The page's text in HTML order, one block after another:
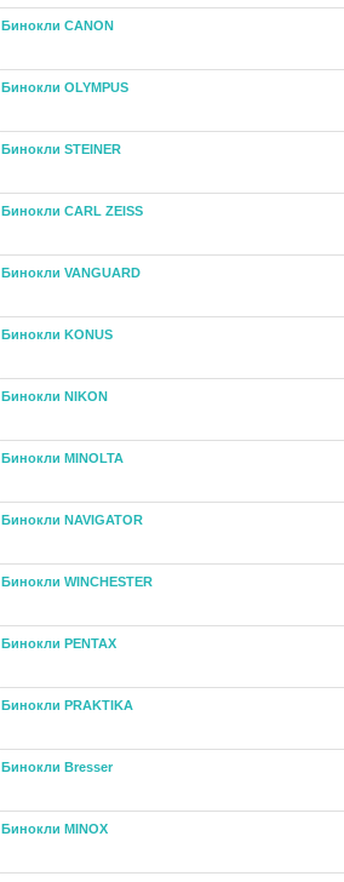
Бинокли CANON
Бинокли OLYMPUS
Бинокли STEINER
Бинокли CARL ZEISS
Бинокли VANGUARD
Бинокли KONUS
Бинокли NIKON
Бинокли MINOLTA
Бинокли NAVIGATOR
Бинокли WINCHESTER
Бинокли PENTAX
Бинокли PRAKTIKA
Бинокли Bresser
Бинокли MINOX